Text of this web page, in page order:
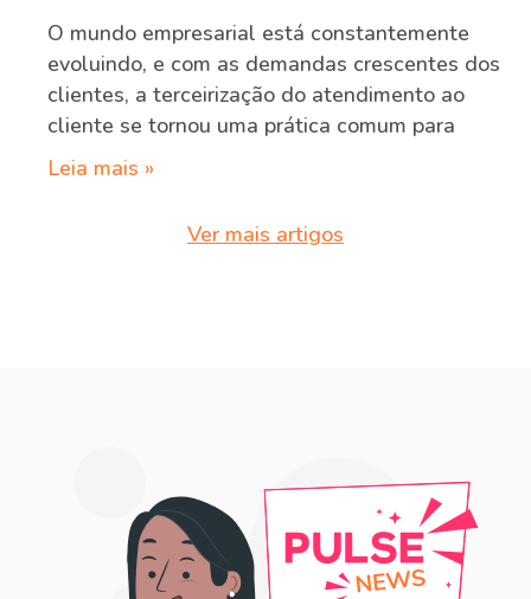
O mundo empresarial está constantemente
evoluindo, e com as demandas crescentes dos
clientes, a terceirização do atendimento ao
cliente se tornou uma prática comum para
Leia mais »
Ver mais artigos